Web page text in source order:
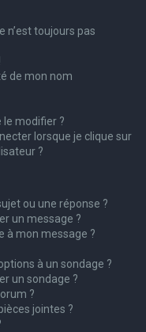
n’est toujours pas
de mon nom
le modifier ?
lorsque je clique sur
?
ou une réponse ?
un message ?
à mon message ?
à un sondage ?
un sondage ?
?
jointes ?